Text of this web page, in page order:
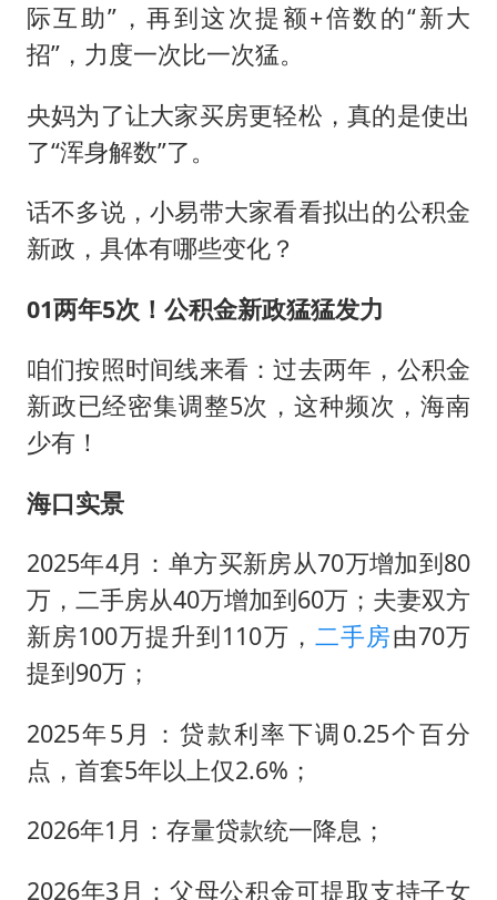
际互助”，再到这次提额+倍数的“新大
招”，力度一次比一次猛。
央妈为了让大家买房更轻松，真的是使出
了“浑身解数”了。
话不多说，小易带大家看看拟出的公积金
新政，具体有哪些变化？
01两年5次！公积金新政猛猛发力
咱们按照时间线来看：过去两年，公积金
新政已经密集调整5次，这种频次，海南
少有！
海口实景
2025年4月：单方买新房从70万增加到80
万，二手房从40万增加到60万；夫妻双方
新房100万提升到110万，二手房由70万
提到90万；
2025年5月：贷款利率下调0.25个百分
点，首套5年以上仅2.6%；
2026年1月：存量贷款统一降息；
2026年3月：父母公积金可提取支持子女